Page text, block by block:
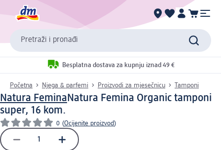
Pretraži i pronađi
Besplatna dostava za kupnju iznad 49 €
Početna Njega & parfemi Proizvodi za mjesečnicu Tamponi
Natura FeminaNatura Femina Organic tamponi
super, 16 kom.
0 (Ocijenite proizvod)